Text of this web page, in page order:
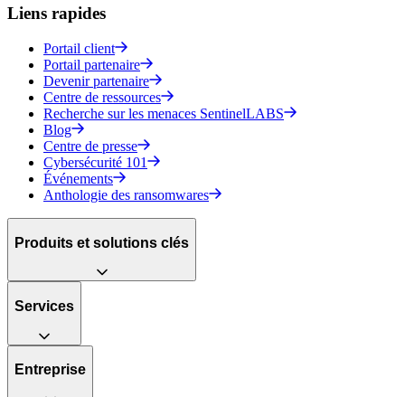
Liens rapides
Portail client
Portail partenaire
Devenir partenaire
Centre de ressources
Recherche sur les menaces SentinelLABS
Blog
Centre de presse
Cybersécurité 101
Événements
Anthologie des ransomwares
Produits et solutions clés
Services
Entreprise